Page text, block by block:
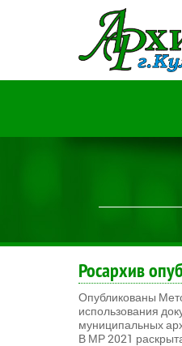
Росархив
Опубликованы
использования
муниципальных
В МР 2021